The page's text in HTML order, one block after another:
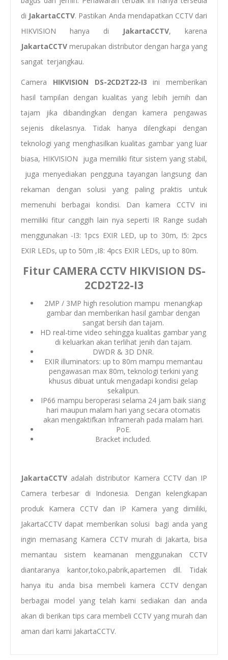
di JakartaCCTV. Pastikan Anda mendapatkan CCTV dari
HIKVISION hanya di JakartaCCTV, karena
JakartaCCTV merupakan distributor dengan harga yang
sangat terjangkau.
Camera HIKVISION DS-2CD2T22-I3 ini memberikan
hasil tampilan dengan kualitas yang lebih jernih dan
tajam jika dibandingkan dengan kamera pengawas
sejenis dikelasnya. Tidak hanya dilengkapi dengan
teknologi yang menghasilkan kualitas gambar yang luar
biasa, HIKVISION juga memiliki fitur sistem yang stabil,
juga menyediakan pengguna tayangan langsung dan
rekaman dengan solusi yang paling praktis untuk
memenuhi berbagai kondisi. Dan kamera CCTV ini
memiliki fitur canggih lain nya seperti IR Range sudah
menggunakan -I3: 1pcs EXIR LED, up to 30m, I5: 2pcs
EXIR LEDs, up to 50m ,I8: 4pcs EXIR LEDs, up to 80m.
Fitur CAMERA CCTV HIKVISION DS-
2CD2T22-I3
2MP / 3MP high resolution mampu menangkap
gambar dan memberikan hasil gambar dengan
sangat bersih dan tajam.
HD real-time video sehingga kualitas gambar yang
di keluarkan akan terlihat jenih dan tajam.
DWDR & 3D DNR.
EXIR illuminators: up to 80m mampu memantau
pengawasan max 80m, teknologi terkini yang
khusus dibuat untuk mengadapi kondisi gelap
sekalipun.
IP66 mampu beroperasi selama 24 jam baik siang
hari maupun malam hari yang secara otomatis
akan mengaktifkan Inframerah pada malam hari.
PoE.
Bracket included.
JakartaCCTV adalah distributor Kamera CCTV dan IP
Camera terbesar di Indonesia. Dengan kelengkapan
produk Kamera CCTV dan IP Kamera yang dimiliki,
JakartaCCTV dapat memberikan solusi bagi anda yang
ingin memasang Kamera CCTV murah di Jakarta, bisa
memantau sistem keamanan menggunakan CCTV
diantaranya kantor,toko,pabrik,apartemen dll. Tidak
hanya itu anda bisa membeli kamera CCTV dengan
berbagai model yang telah kami sediakan dan anda
akan di berikan tips cara membeli CCTV yang murah dan
aman dari kami JakartaCCTV.